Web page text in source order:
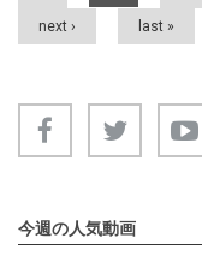
next › last »
今週の人気動画